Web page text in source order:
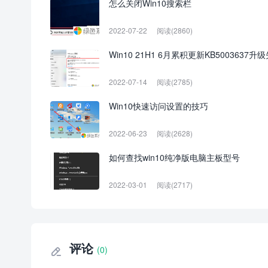
怎么关闭Win10搜索栏
2022-07-22 阅读(2860)
Win10 21H1 6月累积更新KB5003637升级
2022-07-14 阅读(2785)
Win10快速访问设置的技巧
2022-06-23 阅读(2628)
如何查找win10纯净版电脑主板型号
2022-03-01 阅读(2717)
 评论 (0)